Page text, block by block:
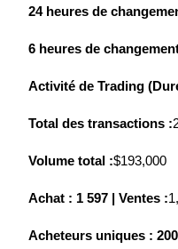
Blocages BTR
24 heures de
6 heures de
Activité de Trading
Total des transactions :
Volume total :$193,000
Achat : 1 597 | Ventes :
Acheteurs uniques :